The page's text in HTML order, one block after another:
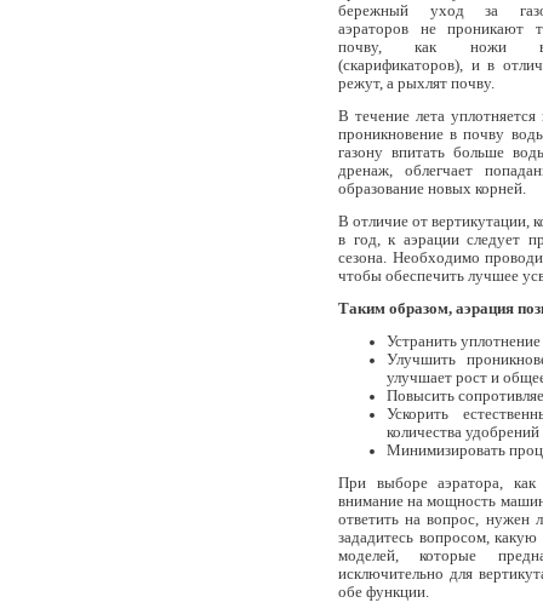
бережный уход за
аэраторов не проникают
почву, как ножи
(скарификаторов), и в
режут, а рыхлят почву.
В течение лета
проникновение в почву
газону впитать больше
дренаж, облегчает
образование новых корней.
В отличие от вертикутации,
в год, к аэрации следует
сезона. Необходимо
чтобы обеспечить лучшее
Таким образом, аэрация
Устранить
Улучшить
улучшает рост и
Повысить
Ускорить
количества удобрений
Минимизировать
При выборе аэратора, как
внимание на мощность
ответить на вопрос, нужен
зададитесь вопросом,
моделей, которые
исключительно для
обе функции.